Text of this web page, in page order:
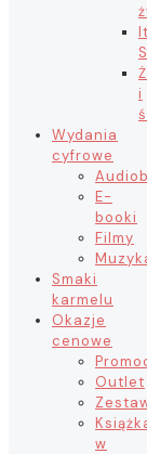
i
Wydania
cyfrowe
E-
booki
Filmy
Smaki
karmelu
Okazje
cenowe
Outlet
w